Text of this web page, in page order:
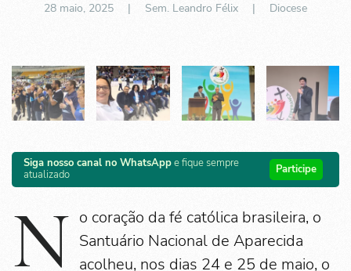
28 maio, 2025 | Sem. Leandro Félix | Diocese
Siga nosso canal no WhatsAppe fique sempre
atualizado
Participe
N o coração da fé católica brasileira, o
Santuário Nacional de Aparecida
acolheu, nos dias 24 e 25 de maio, o